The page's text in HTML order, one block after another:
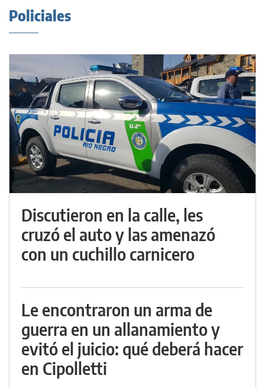
Policiales
Discutieron en la calle, les
cruzó el auto y las amenazó
con un cuchillo carnicero
Le encontraron un arma de
guerra en un allanamiento y
evitó el juicio: qué deberá hacer
en Cipolletti